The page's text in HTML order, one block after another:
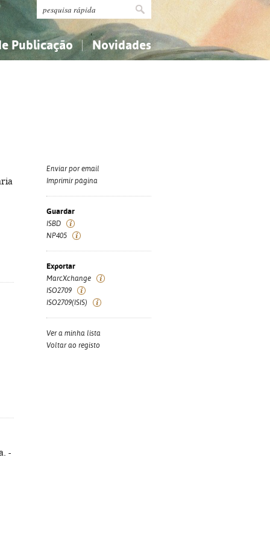
Publicação Novidades
-
Enviar por email
Imprimir página
Guardar
ISBD
NP405
Exportar
MarcXchange
ISO2709
ISO2709(ISIS)
Ver a minha lista
Voltar ao registo